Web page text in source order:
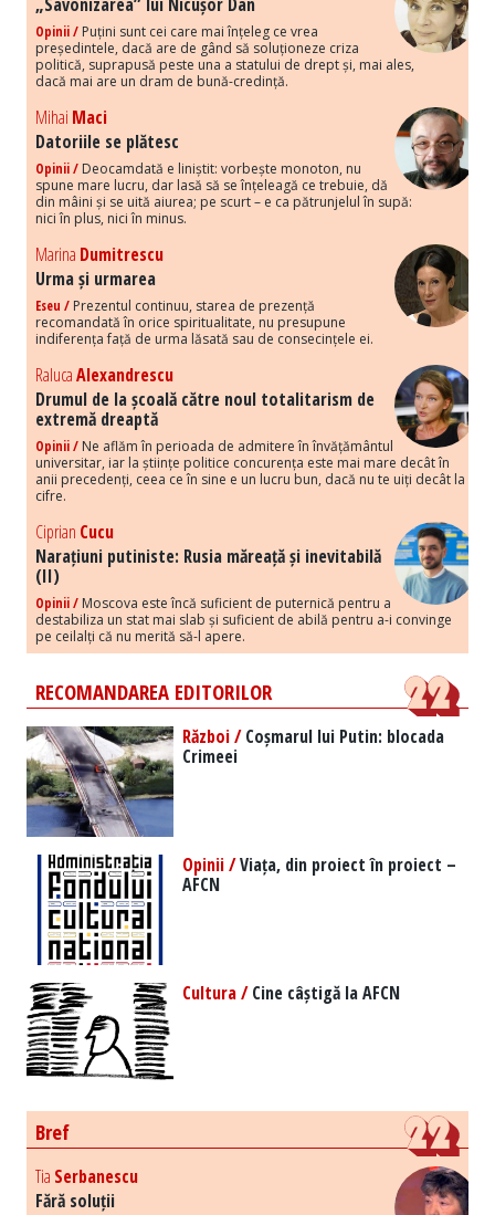
Opinii / Puțini sunt cei care mai înțeleg ce vrea
președintele, dacă are de gând să soluționeze criza
politică, suprapusă peste una a statului de drept și, mai ales,
dacă mai are un dram de bună-credință.
Mihai Maci
Datoriile se plătesc
Opinii / Deocamdată e liniștit: vorbește monoton, nu
spune mare lucru, dar lasă să se înțeleagă ce trebuie, dă
din mâini și se uită aiurea; pe scurt – e ca pătrunjelul în supă:
nici în plus, nici în minus.
Marina Dumitrescu
Urma și urmarea
Eseu / Prezentul continuu, starea de prezență
recomandată în orice spiritualitate, nu presupune
indiferența față de urma lăsată sau de consecințele ei.
RalucaAlexandrescu
Drumul de la școală către noul totalitarism de
extremă dreaptă
Opinii / Ne aflăm în perioada de admitere în învățământul
universitar, iar la științe politice concurența este mai mare decât în
anii precedenți, ceea ce în sine e un lucru bun, dacă nu te uiți decât la
cifre.
Ciprian Cucu
Narațiuni putiniste: Rusia măreață și inevitabilă
(II)
Opinii / Moscova este încă suficient de puternică pentru a
destabiliza un stat mai slab și suficient de abilă pentru a-i convinge
pe ceilalți că nu merită să-l apere.
RECOMANDAREA EDITORILOR
Război /Coșmarul lui Putin: blocada
Crimeei
Opinii /Viața, din proiect în proiect –
AFCN
Cultura /Cine câștigă la AFCN
Bref
Tia Serbanescu
Fără soluții